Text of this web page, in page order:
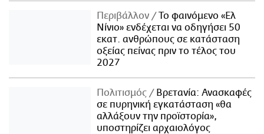
Περιβάλλον
Το φαινόμενο «Ελ
Νίνιο» ενδέχεται να οδηγήσει 50
εκατ. ανθρώπους σε κατάσταση
οξείας πείνας πριν το τέλος του
2027
Πολιτισμός
Βρετανία: Ανασκαφές
σε πυρηνική εγκατάσταση «θα
αλλάξουν την προϊστορία»,
υποστηρίζει αρχαιολόγος